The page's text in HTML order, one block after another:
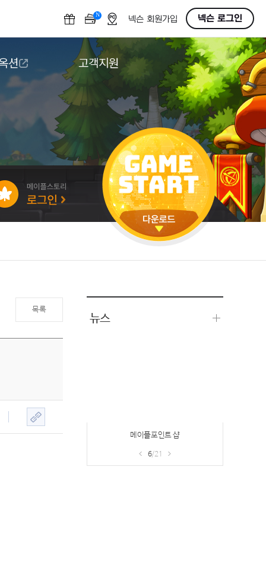
N OFF넥슨 회원가입 넥슨 로그인
션 고객지원
도움말/1:1문의
버그악용/불법프로그램 신고
게임 접근성
목록
뉴스
메이플포인트 샵
6/21